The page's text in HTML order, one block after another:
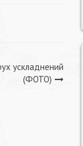
ускладнений
(ФОТО)